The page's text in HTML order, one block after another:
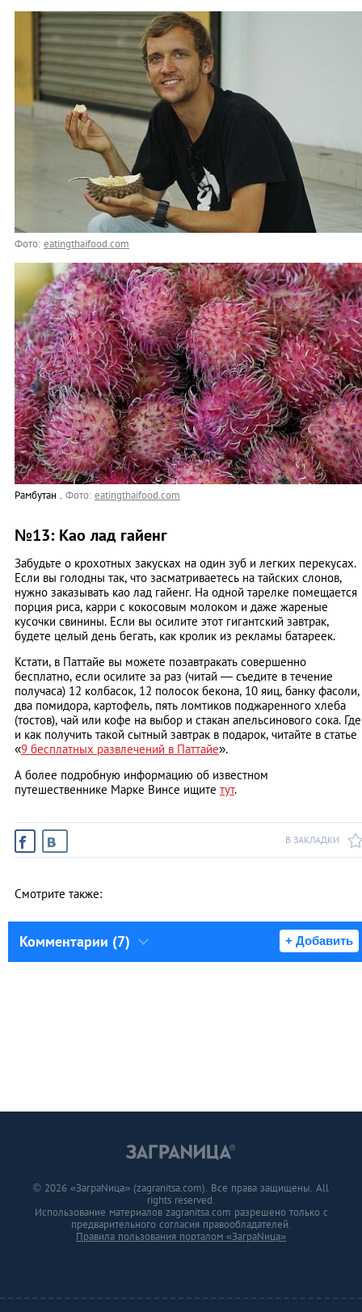
Фото: eatingthaifood.com
Рамбутан . Фото: eatingthaifood.com
№13: Као лад гайенг
Забудьте о крохотных закусках на один зуб и легких перекусах.
Если вы голодны так, что засматриваетесь на тайских слонов,
нужно заказывать као лад гайенг. На одной тарелке помещается
порция риса, карри с кокосовым молоком и даже жареные
кусочки свинины. Если вы осилите этот гигантский завтрак,
будете целый день бегать, как кролик из рекламы батареек.
Кстати, в Паттайе вы можете позавтракать совершенно
бесплатно, если осилите за раз (читай — съедите в течение
получаса) 12 колбасок, 12 полосок бекона, 10 яиц, банку фасоли,
два помидора, картофель, пять ломтиков поджаренного хлеба
(тостов), чай или кофе на выбор и стакан апельсинового сока. Где
и как получить такой сытный завтрак в подарок, читайте в статье
«9 бесплатных развлечений в Паттайе».
А более подробную информацию об известном
путешественнике Марке Винсе ищите тут.
В ЗАКЛАДКИ
Смотрите также:
Комментарии (7) + Добавить
© 2026 «ЗаграNица» (zagranitsa.com). Все права защищены. All
rights reserved.
Использование материалов zagranitsa.com разрешено только с
предварительного согласия правообладателей.
Правила пользования порталом «ЗаграNица»